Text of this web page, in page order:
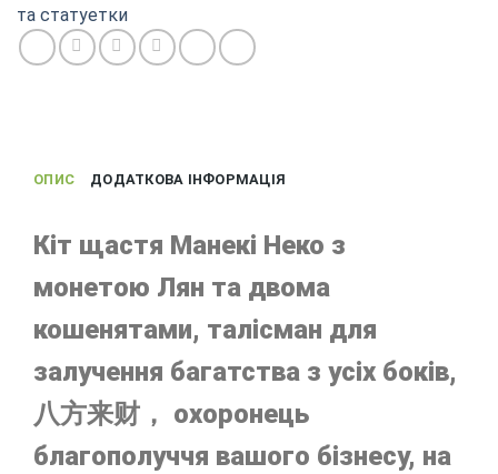
та статуетки
ОПИС ДОДАТКОВА ІНФОРМАЦІЯ
Кіт щастя Манекі Неко з
монетою Лян та двома
кошенятами, талісман для
залучення багатства з усіх боків,
八方来财， охоронець
благополуччя вашого бізнесу, на